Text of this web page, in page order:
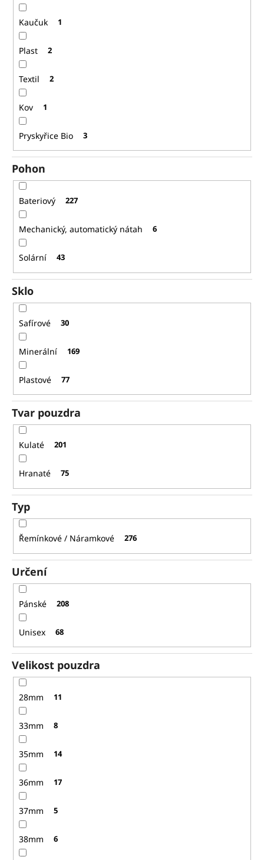
Kaučuk 1
Plast 2
Textil 2
Kov 1
Pryskyřice Bio 3
Pohon
Bateriový 227
Mechanický, automatický nátah 6
Solární 43
Sklo
Safírové 30
Minerální 169
Plastové 77
Tvar pouzdra
Kulaté 201
Hranaté 75
Typ
Řemínkové / Náramkové 276
Určení
Pánské 208
Unisex 68
Velikost pouzdra
28mm 11
33mm 8
35mm 14
36mm 17
37mm 5
38mm 6